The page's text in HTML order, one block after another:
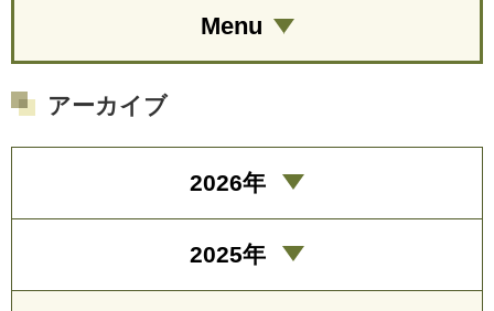
Menu
アーカイブ
2026年
2025年